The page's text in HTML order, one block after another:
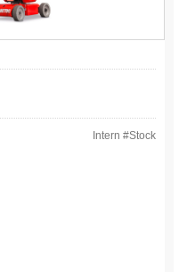
Intern #Stock